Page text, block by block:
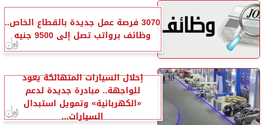
3070 فرصة عمل جديدة بالقطاع الخاص..
وظائف برواتب تصل إلى 9500 جنيه
إحلال السيارات المتهالكة يعود
للواجهة.. مبادرة جديدة لدعم
«الكهربائية» وتمويل استبدال
السيارات...